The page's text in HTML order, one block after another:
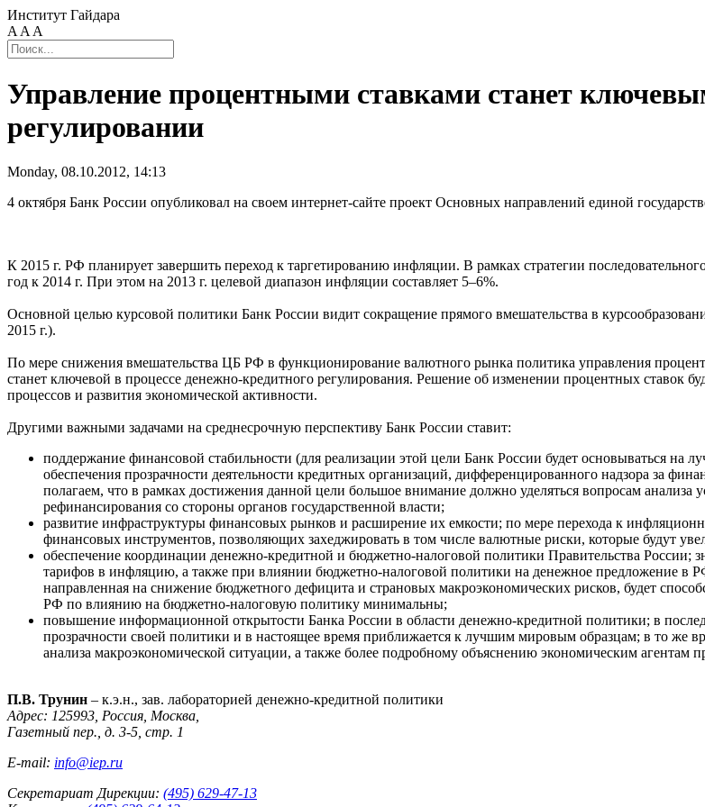
Институт Гайдара
A A A
Управление процентными ставками станет
регулировании
Monday, 08.10.2012, 14:13
4 октября Банк России опубликовал на своем интернет-сайте проект Основных направлений единой
К 2015 г. РФ планирует завершить переход к таргетированию инфляции. В рамках стратегии
год к 2014 г. При этом на 2013 г. целевой диапазон инфляции составляет 5–6%.
Основной целью курсовой политики Банк России видит сокращение прямого вмешательства в
2015 г.).
По мере снижения вмешательства ЦБ РФ в функционирование валютного рынка политика управления
станет ключевой в процессе денежно-кредитного регулирования. Решение об изменении процентных ставок
процессов и развития экономической активности.
Другими важными задачами на среднесрочную перспективу Банк России ставит:
поддержание финансовой стабильности (для реализации этой цели Банк России будет основываться на
обеспечения прозрачности деятельности кредитных организаций, дифференцированного надзора за
полагаем, что в рамках достижения данной цели большое внимание должно уделяться вопросам
рефинансирования со стороны органов государственной власти;
развитие инфраструктуры финансовых рынков и расширение их емкости; по мере перехода к
финансовых инструментов, позволяющих захеджировать в том числе валютные риски, которые будут
обеспечение координации денежно-кредитной и бюджетно-налоговой политики Правительства России;
тарифов в инфляцию, а также при влиянии бюджетно-налоговой политики на денежное предложение в
направленная на снижение бюджетного дефицита и страновых макроэкономических рисков, будет
РФ по влиянию на бюджетно-налоговую политику минимальны;
повышение информационной открытости Банка России в области денежно-кредитной политики; в
прозрачности своей политики и в настоящее время приближается к лучшим мировым образцам; в то же
анализа макроэкономической ситуации, а также более подробному объяснению экономическим
П.В. Трунин – к.э.н., зав. лабораторией денежно-кредитной политики
Адрес: 125993, Россия, Москва,
Газетный пер., д. 3-5, стр. 1
E-mail: info@iep.ru
Секретариат Дирекции: (495) 629-47-13